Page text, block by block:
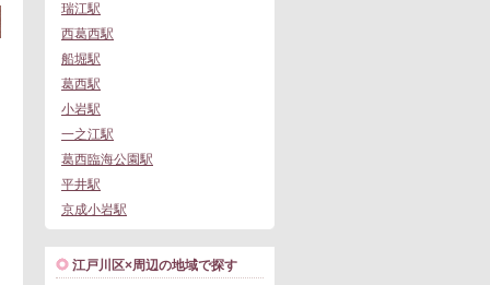
瑞江駅
西葛西駅
船堀駅
葛西駅
小岩駅
一之江駅
葛西臨海公園駅
平井駅
京成小岩駅
江戸川区×周辺の地域で探す